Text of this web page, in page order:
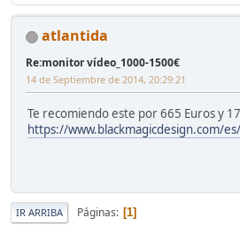
atlantida
Re:monitor vídeo_1000-1500€
14 de Septiembre de 2014, 20:29:21
Te recomiendo este por 665 Euros y
https://www.blackmagicdesign.com/
IR ARRIBA Páginas 1